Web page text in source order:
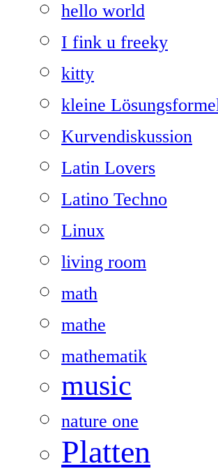
hello world
I fink u freeky
kitty
kleine
Kurvendiskussion
Latin Lovers
Latino Techno
Linux
living room
math
mathe
mathematik
music
nature one
Platten